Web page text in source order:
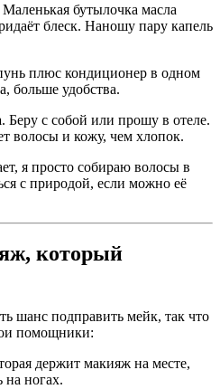
Маленькая бутылочка масла
блеск. Наношу пару капель
плюс кондиционер в одном
больше удобства.
. Беру с собой или прошу в отеле.
волосы и кожу, чем хлопок.
я просто собираю волосы в
с природой, если можно её
который
шанс подправить мейк, так что
помощники:
держит макияж на месте,
на ногах.